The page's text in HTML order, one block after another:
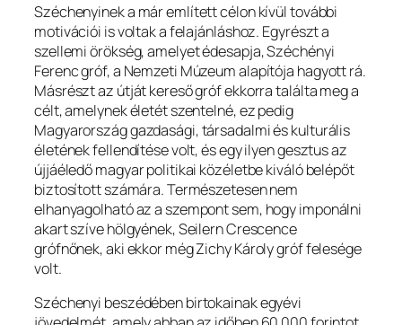
Széchenyinek a már említett célon kívül további
motivációi is voltak a felajánláshoz. Egyrészt a
szellemi örökség, amelyet édesapja, Széchényi
Ferenc gróf, a Nemzeti Múzeum alapítója hagyott rá.
Másrészt az útját kereső gróf ekkorra találta meg a
célt, amelynek életét szentelné, ez pedig
Magyarország gazdasági, társadalmi és kulturális
életének fellendítése volt, és egy ilyen gesztus az
újjáéledő magyar politikai közéletbe kiváló belépőt
biztosított számára. Természetesen nem
elhanyagolható az a szempont sem, hogy imponálni
akart szíve hölgyének, Seilern Crescence
grófnőnek, aki ekkor még Zichy Károly gróf felesége
volt.
Széchenyi beszédében birtokainak egyévi